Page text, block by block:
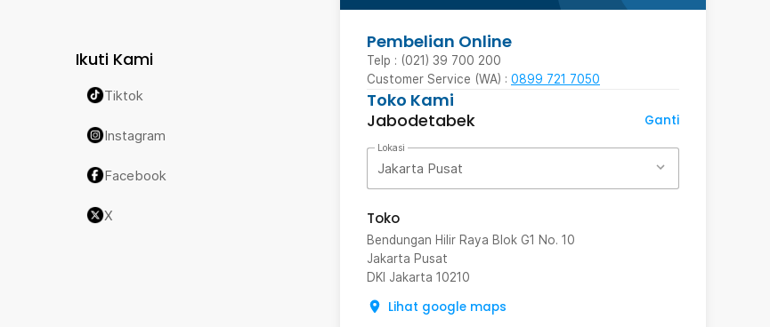
Pembelian Online
Telp : (021) 39 700 200
Customer Service (WA) : 0899 721 7050
Toko Kami
Jabodetabek
Ganti
Lokasi
Jakarta Pusat
Toko
Bendungan Hilir Raya Blok G1 No. 10
Jakarta Pusat
DKI Jakarta 10210
Lihat google maps
Ikuti Kami
Tiktok
Instagram
Facebook
X